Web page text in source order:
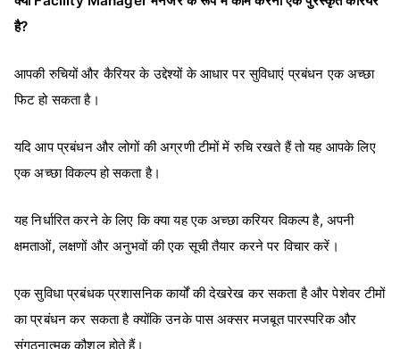
है?
आपकी रुचियों और कैरियर के उद्देश्यों के आधार पर सुविधाएं प्रबंधन एक अच्छा
फिट हो सकता है।
यदि आप प्रबंधन और लोगों की अग्रणी टीमों में रुचि रखते हैं तो यह आपके लिए
एक अच्छा विकल्प हो सकता है।
यह निर्धारित करने के लिए कि क्या यह एक अच्छा करियर विकल्प है, अपनी
क्षमताओं, लक्षणों और अनुभवों की एक सूची तैयार करने पर विचार करें।
एक सुविधा प्रबंधक प्रशासनिक कार्यों की देखरेख कर सकता है और पेशेवर टीमों
का प्रबंधन कर सकता है क्योंकि उनके पास अक्सर मजबूत पारस्परिक और
संगठनात्मक कौशल होते हैं।